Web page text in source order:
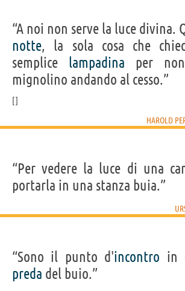
“A noi non serve la luce divina.
notte, la sola cosa che
semplice lampadina per
mignolino andando al cesso.”
HAROLD
“Per vedere la luce di una
portarla in una stanza buia.”
“Sono il punto d'incontro in
preda del buio.”